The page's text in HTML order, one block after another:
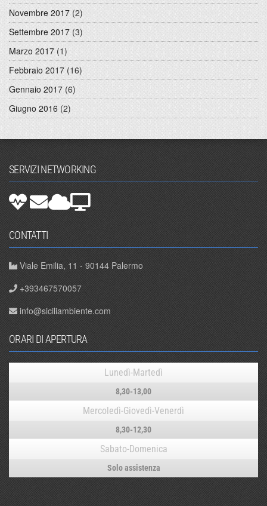
Novembre 2017 (2)
Settembre 2017 (3)
Marzo 2017 (1)
Febbraio 2017 (16)
Gennaio 2017 (6)
Giugno 2016 (2)
SERVIZI NETWORKING
CONTATTI
Viale Emilia, 11 - 90144 Palermo
+393467570057
info@siciliambiente.com
ORARI DI APERTURA
Lunedì-Martedì
8,30-13,00
Mercoledì-Giovedì-Venerdì
8,30-12,30
Sabato-Domenica
Solo assistenza